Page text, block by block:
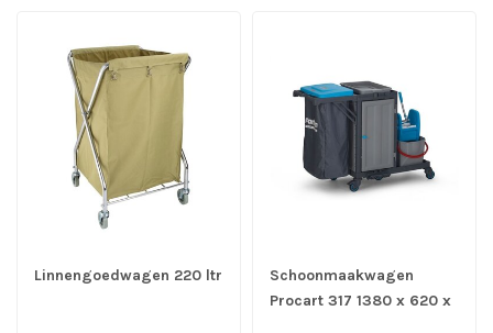
Linnengoedwagen 220 ltr
Schoonmaakwagen
Procart 317 1380 x 620 x